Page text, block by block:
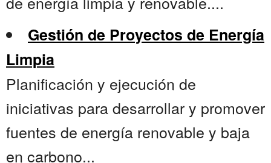
Gestión de Proyectos de Energía
Limpia
Planificación y ejecución de
iniciativas para desarrollar y promover
fuentes de energía renovable y baja
en carbono...